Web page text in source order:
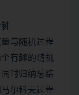
与随机过程
有趣的随机
时归纳总结
尔科夫过程